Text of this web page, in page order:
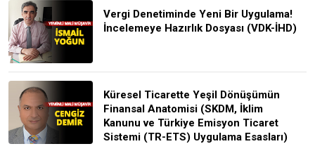
Vergi Denetiminde Yeni Bir Uygulama!
İncelemeye Hazırlık Dosyası (VDK-İHD)
Küresel Ticarette Yeşil Dönüşümün
Finansal Anatomisi (SKDM, İklim
Kanunu ve Türkiye Emisyon Ticaret
Sistemi (TR-ETS) Uygulama Esasları)